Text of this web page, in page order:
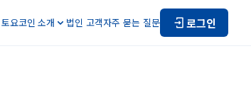
토요코인 소개 법인 고객자주 묻는 질문 로그인